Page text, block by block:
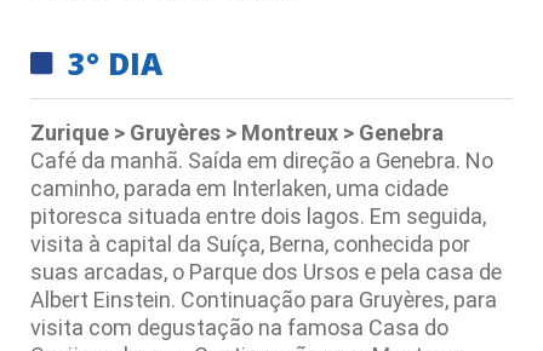
3° DIA
Zurique > Gruyères > Montreux > Genebra
Café da manhã. Saída em direção a Genebra. No
caminho, parada em Interlaken, uma cidade
pitoresca situada entre dois lagos. Em seguida,
visita à capital da Suíça, Berna, conhecida por
suas arcadas, o Parque dos Ursos e pela casa de
Albert Einstein. Continuação para Gruyères, para
visita com degustação na famosa Casa do